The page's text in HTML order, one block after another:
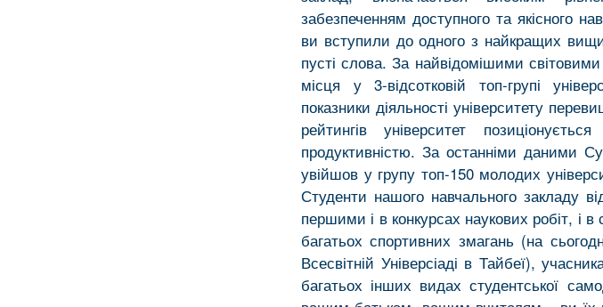
забезпеченням доступного та якісного
ви вступили до одного з найкращих
пусті слова. За найвідомішими світовими
місця у 3-відсотковій топ-групі
показники діяльності університету
рейтингів університет
продуктивністю. За останніми даними
увійшов у групу топ-150 молодих
Студенти нашого навчального закладу
першими і в конкурсах наукових робіт, і
багатьох спортивних змагань (на
Всесвітній Універсіаді в Тайбеї),
багатьох інших видах студентської